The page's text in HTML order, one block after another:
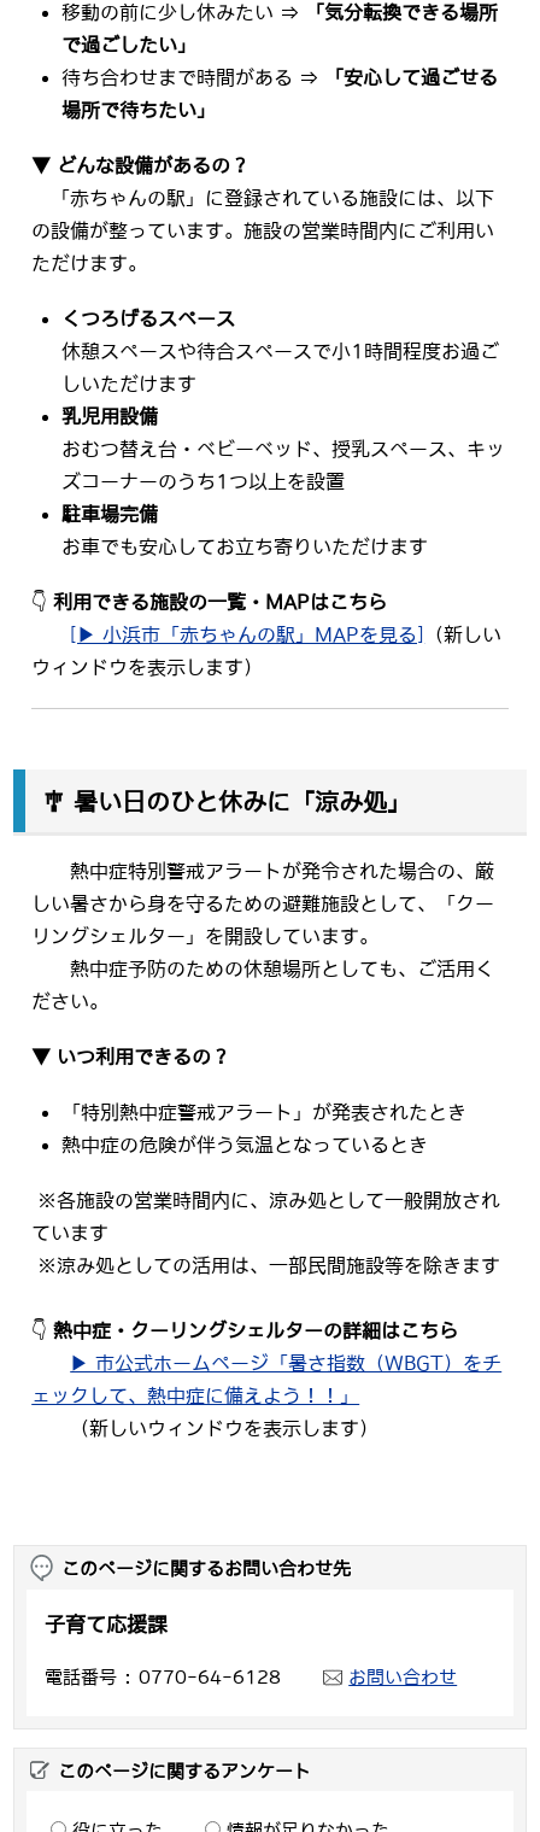
移動の前に少し休みたい ⇒
「気分転換できる場所
で過ごしたい」
待ち合わせまで時間がある ⇒
「安心して過ごせる
場所で待ちたい」
▼ どんな設備があるの？
「赤ちゃんの駅」に登録されている施設には、以下
の設備が整っています。施設の営業時間内にご利用い
ただけます。
くつろげるスペース
休憩スペースや待合スペースで小1時間程度お過ご
しいただけます
乳児用設備
おむつ替え台・ベビーベッド、授乳スペース、キッ
ズコーナーのうち1つ以上を設置
駐車場完備
お車でも安心してお立ち寄りいただけます
👇利用できる施設の一覧・MAPはこちら
[▶ 小浜市「赤ちゃんの駅」MAPを見る]
（新しい
ウィンドウを表示します）
🎐 暑い日のひと休みに「涼み処」
熱中症特別警戒アラートが発令された場合の、厳
しい暑さから身を守るための避難施設として、「クー
リングシェルター」を開設しています。
熱中症予防のための休憩場所としても、ご活用く
ださい。
▼ いつ利用できるの？
「特別熱中症警戒アラート」が発表されたとき
熱中症の危険が伴う気温となっているとき
※各施設の営業時間内に、涼み処として一般開放され
ています
※涼み処としての活用は、一部民間施設等を除きます
👇熱中症・クーリングシェルターの詳細はこちら
▶ 市公式ホームページ「暑さ指数（WBGT）をチ
ェックして、熱中症に備えよう！！」
（新しいウィンドウを表示します）
このページに関するお問い合わせ先
子育て応援課
電話番号 0770-64-6128 お問い合わせ
このページに関するアンケート